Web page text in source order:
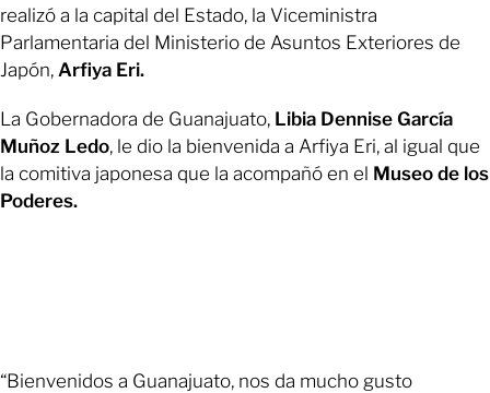
realizó a la capital del Estado, la Viceministra
Parlamentaria del Ministerio de Asuntos Exteriores de
Japón, Arfiya Eri.
La Gobernadora de Guanajuato, Libia Dennise García
Muñoz Ledo, le dio la bienvenida a Arfiya Eri, al igual que
la comitiva japonesa que la acompañó en el Museo de los
Poderes.
“Bienvenidos a Guanajuato, nos da mucho gusto